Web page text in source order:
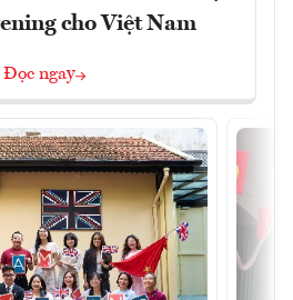
cho Việt Nam
Đọc ngay